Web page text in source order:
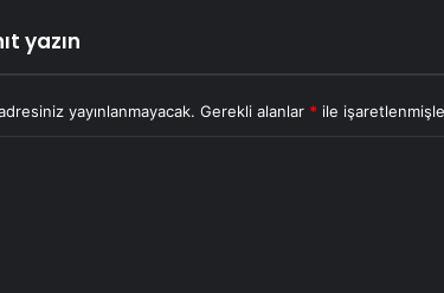
yazın
yayınlanmayacak. Gerekli alanlar * ile